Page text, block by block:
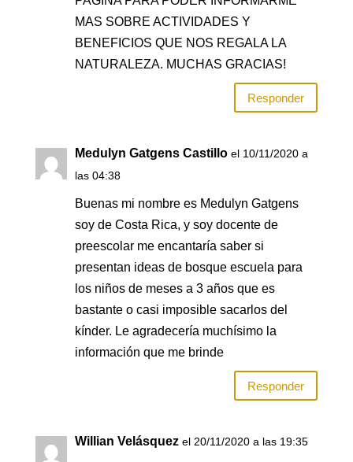
MAS SOBRE ACTIVIDADES Y
BENEFICIOS QUE NOS REGALA LA
NATURALEZA. MUCHAS GRACIAS!
Responder
Medulyn Gatgens Castillo el 10/11/2020 a
las 04:38
Buenas mi nombre es Medulyn Gatgens
soy de Costa Rica, y soy docente de
preescolar me encantaría saber si
presentan ideas de bosque escuela para
los niños de meses a 3 años que es
bastante o casi imposible sacarlos del
kínder. Le agradecería muchísimo la
información que me brinde
Responder
Willian Velásquez el 20/11/2020 a las 19:35